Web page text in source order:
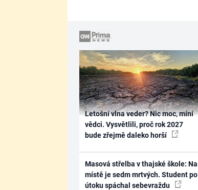
Letošní vlna veder? Nic moc, míní
vědci. Vysvětlili, proč rok 2027
bude zřejmě daleko horší
Masová střelba v thajské škole: Na
místě je sedm mrtvých. Student po
útoku spáchal sebevraždu